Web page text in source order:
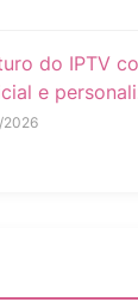
do IPTV
e